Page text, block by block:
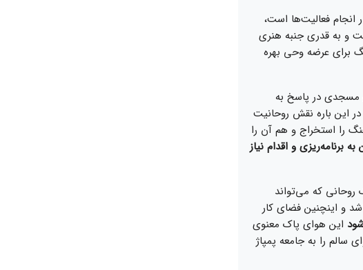
انجام فعالیت‌ها است،
و به قدری جنبه هنری
برای عرضه وحی بهره
مسجدی در پاسخ به
این باره نقش روحانیت
را استخراج و هم آن را
برنامه‌ریزی و اقدام نیاز
روحانی که می‌تواند
و اینچنین فضای کار
این هوای پاک معنوی
سالم را به جامعه پمپاژ